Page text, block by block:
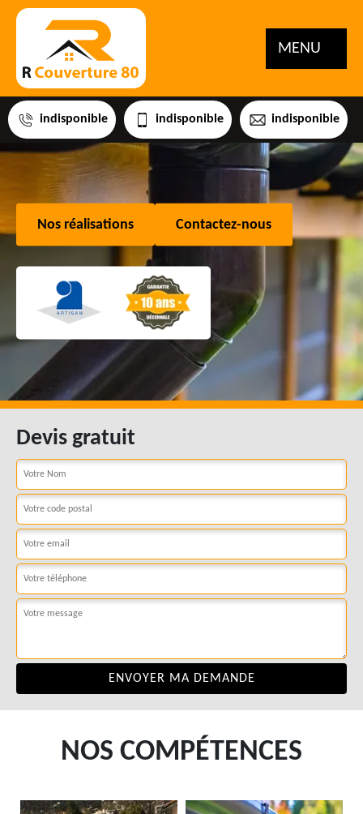
MENU
indisponible indisponible indisponible
Nos réalisations Contactez-nous
Devis gratuit
NOS COMPÉTENCES